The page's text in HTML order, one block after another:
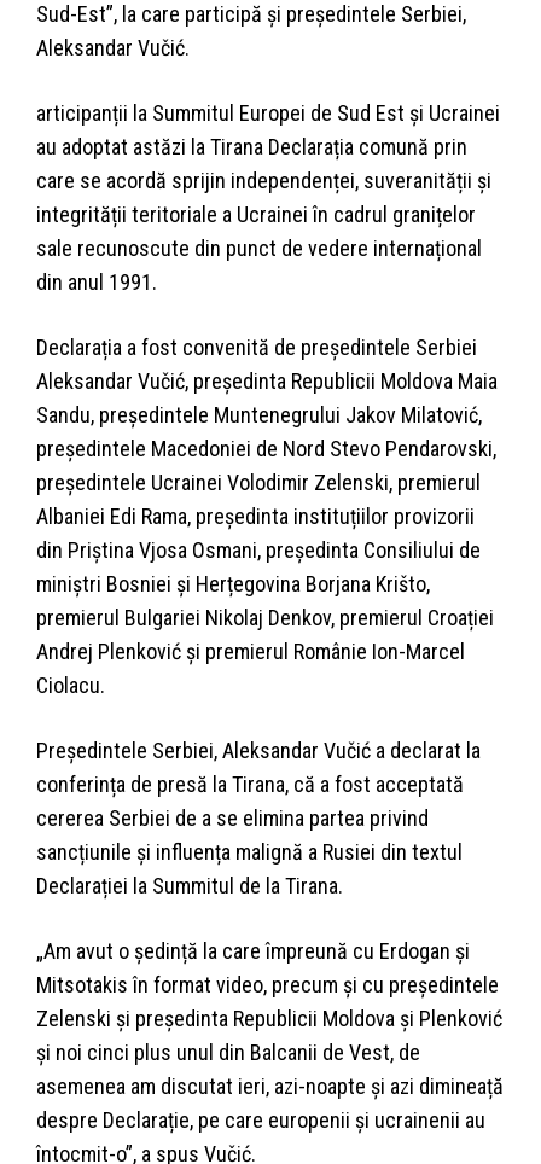
Sud-Est”, la care participă și președintele Serbiei,
Aleksandar Vučić.
articipanții la Summitul Europei de Sud Est şi Ucrainei
au adoptat astăzi la Tirana Declarația comună prin
care se acordă sprijin independenței, suveranității şi
integrității teritoriale a Ucrainei în cadrul granițelor
sale recunoscute din punct de vedere internațional
din anul 1991.
Declarația a fost convenită de preşedintele Serbiei
Aleksandar Vučić, preşedinta Republicii Moldova Maia
Sandu, preşedintele Muntenegrului Jakov Milatović,
preşedintele Macedoniei de Nord Stevo Pendarovski,
preşedintele Ucrainei Volodimir Zelenski, premierul
Albaniei Edi Rama, preşedinta instituțiilor provizorii
din Priştina Vjosa Osmani, preşedinta Consiliului de
miniştri Bosniei şi Herțegovina Borjana Krišto,
premierul Bulgariei Nikolaj Denkov, premierul Croației
Andrej Plenković şi premierul Românie Ion-Marcel
Ciolacu.
Președintele Serbiei, Aleksandar Vučić a declarat la
conferința de presă la Tirana, că a fost acceptată
cererea Serbiei de a se elimina partea privind
sancțiunile și influența malignă a Rusiei din textul
Declarației la Summitul de la Tirana.
„Am avut o ședință la care împreună cu Erdogan și
Mitsotakis în format video, precum și cu președintele
Zelenski și președinta Republicii Moldova și Plenković
și noi cinci plus unul din Balcanii de Vest, de
asemenea am discutat ieri, azi-noapte și azi dimineață
despre Declarație, pe care europenii și ucrainenii au
întocmit-o”, a spus Vučić.